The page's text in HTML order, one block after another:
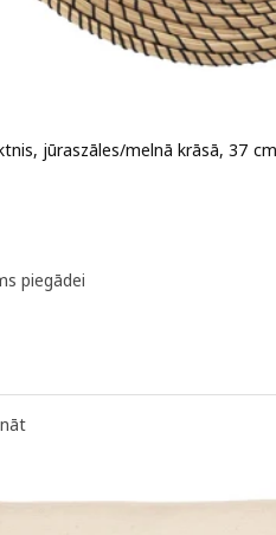
jūraszāles/melnā krāsā, 37 cm
piegādei